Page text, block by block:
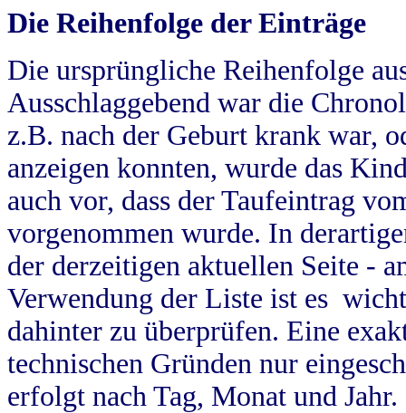
Die Reihenfolge der Einträge
Die ursprüngliche Reihenfolge
Ausschlaggebend war die
z.B. nach der Geburt krank war,
anzeigen konnten, wurde das
auch vor, dass der Taufeintrag
vorgenommen wurde. In
der derzeitigen aktuellen Seite -
Verwendung der Liste ist es
dahinter zu überprüfen. Eine
technischen Gründen nur
erfolgt nach Tag, Monat und Jahr.